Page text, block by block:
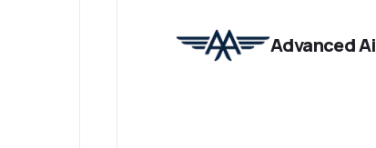
Advanced